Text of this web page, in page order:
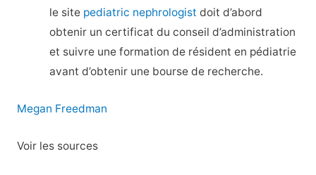
le site pediatric nephrologist doit d’abord
obtenir un certificat du conseil d’administration
et suivre une formation de résident en pédiatrie
avant d’obtenir une bourse de recherche.
Megan Freedman
Voir les sources